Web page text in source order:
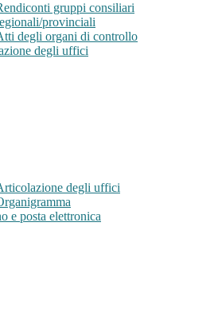
gruppi consiliari
provinciali
degli organi di controllo
degli uffici
degli uffici
e posta elettronica